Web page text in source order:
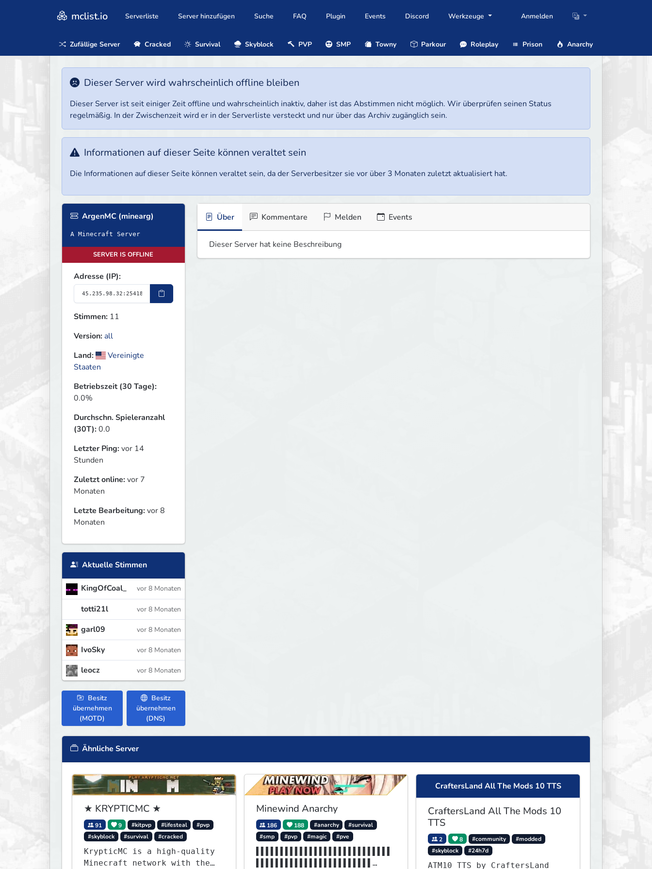
mclist.io Serverliste Server hinzufügen Suche FAQ Plugin Events Discord Werkzeuge Anmelden
Zufällige Server Cracked Survival Skyblock PVP SMP Towny Parkour Roleplay Prison Anarchy
Dieser Server wird wahrscheinlich offline bleiben
Dieser Server ist seit einiger Zeit offline und wahrscheinlich inaktiv, daher ist das Abstimmen nicht möglich. Wir überprüfen seinen Status
regelmäßig. In der Zwischenzeit wird er in der Serverliste versteckt und nur über das Archiv zugänglich sein.
Informationen auf dieser Seite können veraltet sein
Die Informationen auf dieser Seite können veraltet sein, da der Serverbesitzer sie vor über 3 Monaten zuletzt aktualisiert hat.
ArgenMC (minearg)
A Minecraft Server
SERVER IS OFFLINE
Adresse (IP):
Stimmen: 11
Version: all
Land:
Vereinigte
Staaten
Betriebszeit (30 Tage):
0.0%
Durchschn. Spieleranzahl
(30T):0.0
Letzter Ping:vor 14
Stunden
Zuletzt online:vor 7
Monaten
Letzte Bearbeitung:vor 8
Monaten
Aktuelle Stimmen
KingOfCoal_ vor 8 Monaten
totti21l vor 8 Monaten
garl09 vor 8 Monaten
IvoSky vor 8 Monaten
leocz vor 8 Monaten
Besitz
übernehmen
(MOTD)
Besitz
übernehmen
(DNS)
Über Kommentare Melden Events
Dieser Server hat keine Beschreibung
Ähnliche Server
★ KRYPTICMC ★
91 9 #kitpvp #lifesteal
#pvp
#skyblock
#survival #cracked
KrypticMC is a high-quality
Minecraft network with the
Minewind Anarchy
186 188 #anarchy
#survival
#smp
#pvp #magic #pve
CraftersLand All The Mods 10 TTS
CraftersLand All The Mods 10
TTS
2 8 #community
#modded
#skyblock
#24h7d
ATM10 TTS by CraftersLand